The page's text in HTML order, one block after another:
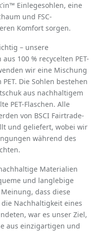
Einlegesohlen, eine
und FSC-
Komfort sorgen.
– unsere
100 % recycelten PET-
wir eine Mischung
Die Sohlen bestehen
aus nachhaltigem
PET-Flaschen. Alle
von BSCI Fairtrade-
und geliefert, wobei wir
während des
Materialien
und langlebige
dass diese
Nachhaltigkeit eines
war es unser Ziel,
aus einzigartigen und